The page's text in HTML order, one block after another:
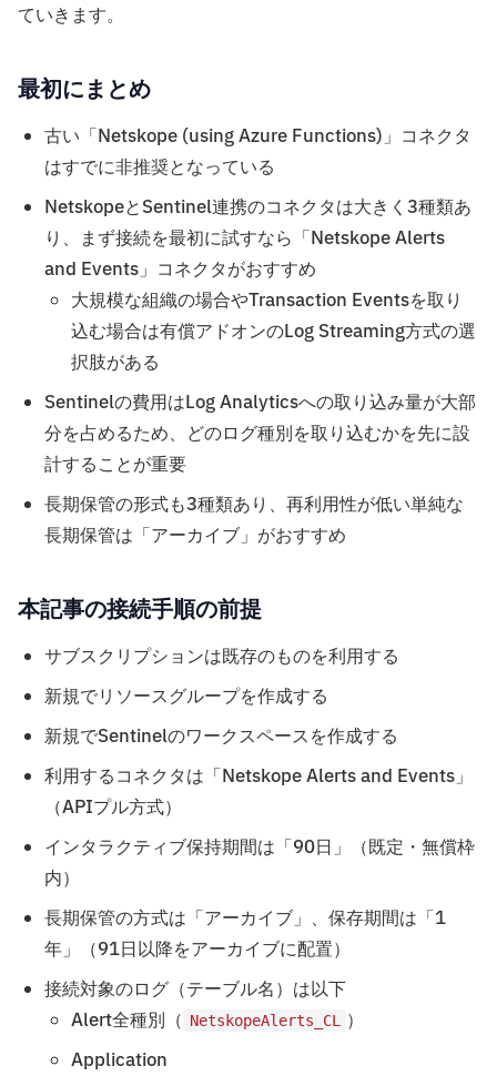
ていきます。
最初にまとめ
古い「Netskope (using Azure Functions)」コネクタ
はすでに非推奨となっている
NetskopeとSentinel連携のコネクタは大きく3種類あ
り、まず接続を最初に試すなら「Netskope Alerts
and Events」コネクタがおすすめ
大規模な組織の場合やTransaction Eventsを取り
込む場合は有償アドオンのLog Streaming方式の選
択肢がある
Sentinelの費用はLog Analyticsへの取り込み量が大部
分を占めるため、どのログ種別を取り込むかを先に設
計することが重要
長期保管の形式も3種類あり、再利用性が低い単純な
長期保管は「アーカイブ」がおすすめ
本記事の接続手順の前提
サブスクリプションは既存のものを利用する
新規でリソースグループを作成する
新規でSentinelのワークスペースを作成する
利用するコネクタは「Netskope Alerts and Events」
（APIプル方式）
インタラクティブ保持期間は「90日」（既定・無償枠
内）
長期保管の方式は「アーカイブ」、保存期間は「1
年」（91日以降をアーカイブに配置）
接続対象のログ（テーブル名）は以下
Alert全種別（ NetskopeAlerts_CL ）
Application